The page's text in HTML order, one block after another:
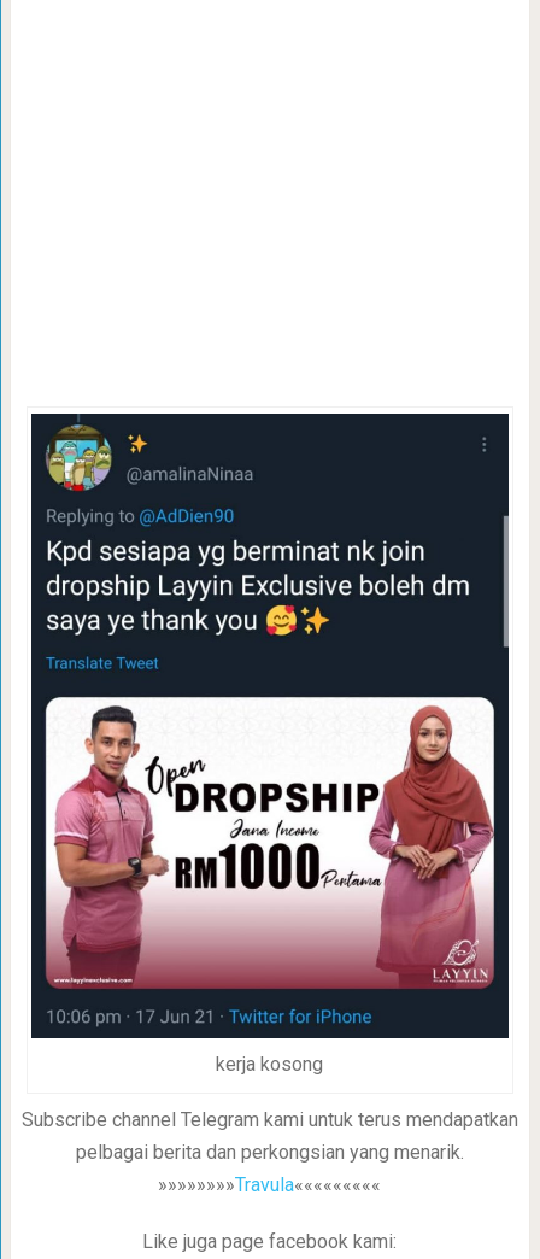
kerja kosong
Subscribe channel Telegram kami untuk terus mendapatkan
pelbagai berita dan perkongsian yang menarik.
»»»»»»»»Travula«««««««««
Like juga page facebook kami: